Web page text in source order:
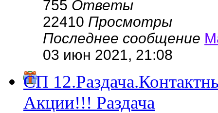
755 Ответы
22410 Просмотры
Последнее сообщение
03 июн 2021, 21:08
СП
Акции!!! Раздача